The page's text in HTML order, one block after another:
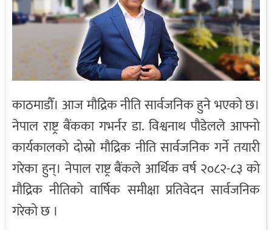
काठमाडौँ। आज मौद्रिक नीति सार्वजनिक हुने भएको छ।
नेपाल राष्ट्र बैंकका गभर्नर डा. विश्वनाथ पौडेलले आफ्नो
कार्यकालको दोस्रो मौद्रिक नीति सार्वजनिक गर्ने तयारी
गरेका हुन्। नेपाल राष्ट्रबैंकलेआर्थिक वर्ष २०८२-८३ को
मौद्रिक नीतिको वार्षिक समीक्षा प्रतिवेदन सार्वजनिक
गरेको छ ।